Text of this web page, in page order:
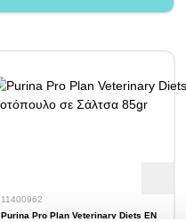
11400962
Purina Pro Plan Veterinary Diets ΕΝ